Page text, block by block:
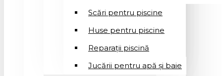
Scări pentru piscine
Huse pentru piscine
Reparații piscină
Jucării pentru apă și baie